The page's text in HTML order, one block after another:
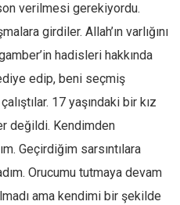
son verilmesi gerekiyordu.
girdiler. Allah’ın varlığını
hadisleri hakkında
edip, beni seçmiş
17 yaşındaki bir kız
değildi. Kendimden
Geçirdiğim sarsıntılara
Orucumu tutmaya devam
ama kendimi bir şekilde